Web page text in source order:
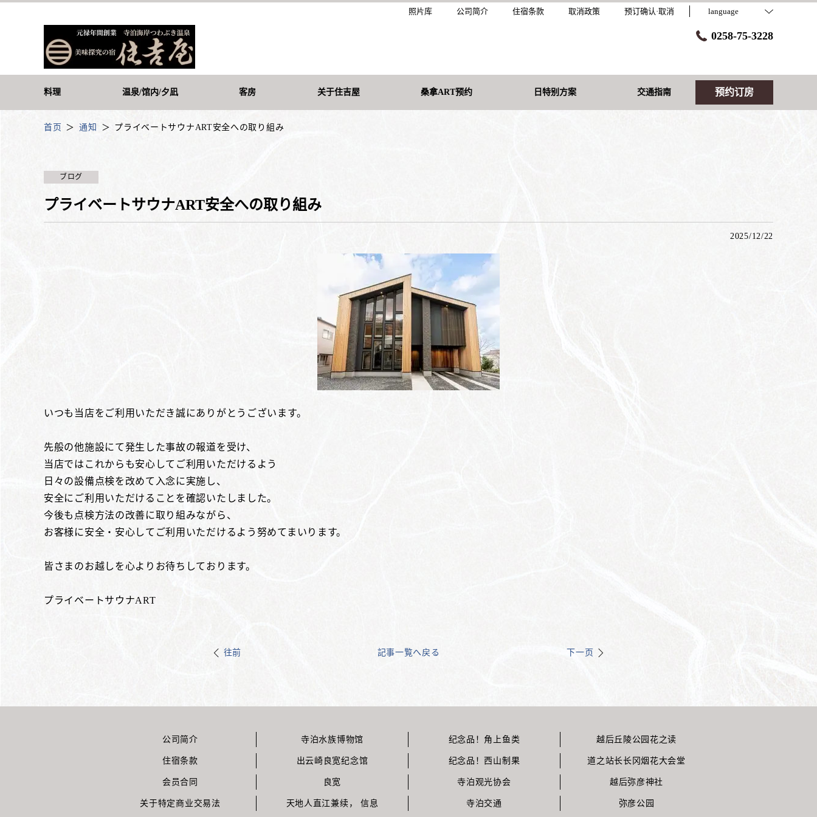
照片库 公司简介 住宿条款 取消政策 预订确认·取消 language
0258-75-3228
料理 温泉/馆内/夕凪 客房 关于住吉屋 桑拿ART预约 日特别方案 交通指南 预约订房
首页 通知 プライベートサウナART安全への取り組み
ブログ
プライベートサウナART安全への取り組み
2025/12/22
いつも当店をご利用いただき誠にありがとうございます。
先般の他施設にて発生した事故の報道を受け、
当店ではこれからも安心してご利用いただけるよう
日々の設備点検を改めて入念に実施し、
安全にご利用いただけることを確認いたしました。
今後も点検方法の改善に取り組みながら、
お客様に安全・安心してご利用いただけるよう努めてまいります。
皆さまのお越しを心よりお待ちしております。
プライベートサウナART
往前 記事一覧へ戻る 下一页
公司简介
住宿条款
会员合同
关于特定商业交易法
寺泊水族博物馆
出云崎良宽纪念馆
良宽
天地人直江兼续， 信息
纪念品！角上鱼类
纪念品！西山制果
寺泊观光协会
寺泊交通
越后丘陵公园花之读
道之站长长冈烟花大会堂
越后弥彦神社
弥彦公园